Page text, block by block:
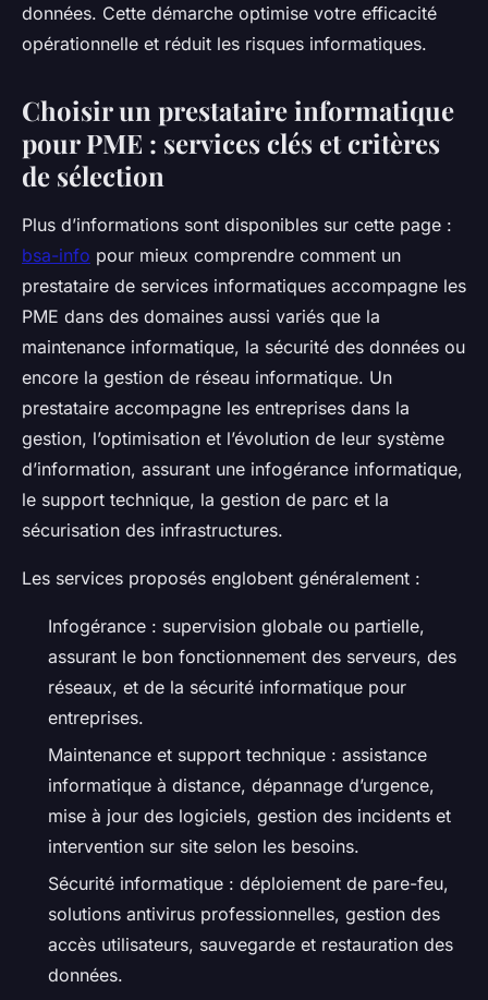
données. Cette démarche optimise votre efficacité
opérationnelle et réduit les risques informatiques.
Choisir un prestataire informatique
pour PME : services clés et critères
de sélection
Plus d’informations sont disponibles sur cette page :
bsa-info pour mieux comprendre comment un
prestataire de services informatiques accompagne les
PME dans des domaines aussi variés que la
maintenance informatique, la sécurité des données ou
encore la gestion de réseau informatique. Un
prestataire accompagne les entreprises dans la
gestion, l’optimisation et l’évolution de leur système
d’information, assurant une infogérance informatique,
le support technique, la gestion de parc et la
sécurisation des infrastructures.
Les services proposés englobent généralement :
Infogérance : supervision globale ou partielle,
assurant le bon fonctionnement des serveurs, des
réseaux, et de la sécurité informatique pour
entreprises.
Maintenance et support technique : assistance
informatique à distance, dépannage d’urgence,
mise à jour des logiciels, gestion des incidents et
intervention sur site selon les besoins.
Sécurité informatique : déploiement de pare-feu,
solutions antivirus professionnelles, gestion des
accès utilisateurs, sauvegarde et restauration des
données.